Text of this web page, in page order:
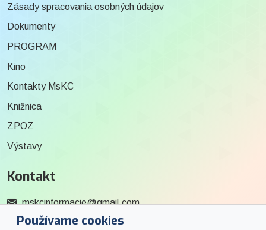
Používame cookies
Zásady spracovania osobných údajov
Dokumenty
PROGRAM
Kino
Kontakty MsKC
Knižnica
ZPOZ
Výstavy
Kontakt
mskcinformacie@gmail.com
0915 727 244